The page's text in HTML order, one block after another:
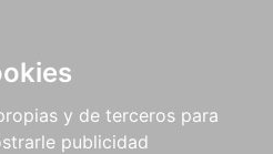
y de terceros para
publicidad